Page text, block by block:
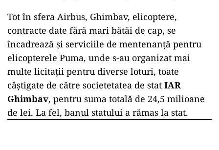
Tot în sfera Airbus, Ghimbav, elicoptere,
contracte date fără mari bătăi de cap, se
încadrează și serviciile de mentenanță pentru
elicopterele Puma, unde s-au organizat mai
multe licitații pentru diverse loturi, toate
câștigate de către societetatea de stat IAR
Ghimbav, pentru suma totală de 24,5 milioane
de lei. La fel, banul statului a rămas la stat.